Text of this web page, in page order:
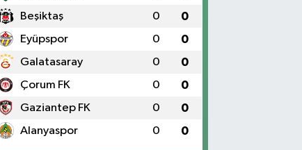
Beşiktaş 0 0
Eyüpspor 0 0
Galatasaray 0 0
Çorum FK 0 0
Gaziantep FK 0 0
Alanyaspor 0 0